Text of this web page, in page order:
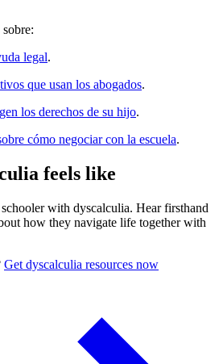
legal.
que usan los abogados.
los derechos de su hijo.
cómo negociar con la escuela.
feels like
with dyscalculia. Hear firsthand
how they navigate life together with
Get dyscalculia resources now